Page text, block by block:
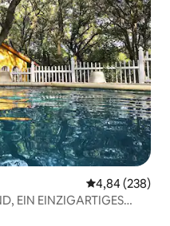
4,84 (238)
EIN EINZIGARTIGES